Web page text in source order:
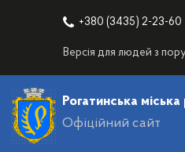
+380 (3435) 2-23-60
Версія для людей з
Рогатинська
Офіційний сайт